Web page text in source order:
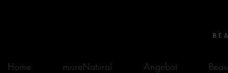
Home moreNatural Angebot